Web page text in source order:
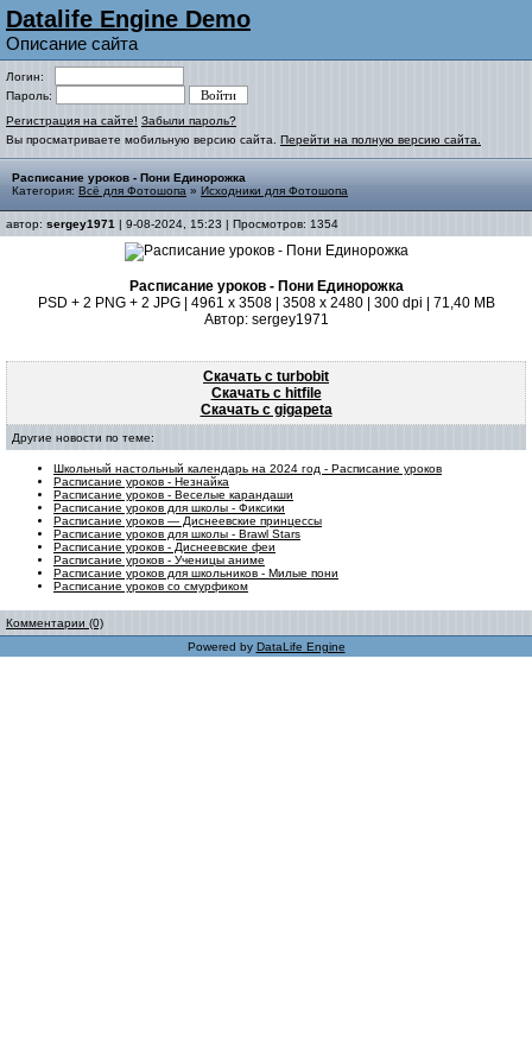
Datalife Engine Demo
Описание сайта
Логин:
Пароль:
Регистрация на сайте! Забыли пароль?
Вы просматриваете мобильную версию сайта. Перейти на полную версию сайта.
Расписание уроков - Пони Единорожка
Категория: Всё для Фотошопа » Исходники для Фотошопа
автор: sergey1971 | 9-08-2024, 15:23 | Просмотров: 1354
Расписание уроков - Пони Единорожка
PSD + 2 PNG + 2 JPG | 4961 x 3508 | 3508 x 2480 | 300 dpi | 71,40 MB
Автор: sergey1971
Скачать с turbobit
Скачать с hitfile
Скачать с gigapeta
Другие новости по теме:
Школьный настольный календарь на 2024 год - Расписание уроков
Расписание уроков - Незнайка
Расписание уроков - Веселые карандаши
Расписание уроков для школы - Фиксики
Расписание уроков — Диснеевские принцессы
Расписание уроков для школы - Brawl Stars
Расписание уроков - Диснеевские феи
Расписание уроков - Ученицы аниме
Расписание уроков для школьников - Милые пони
Расписание уроков со смурфиком
Комментарии (0)
Powered by DataLife Engine